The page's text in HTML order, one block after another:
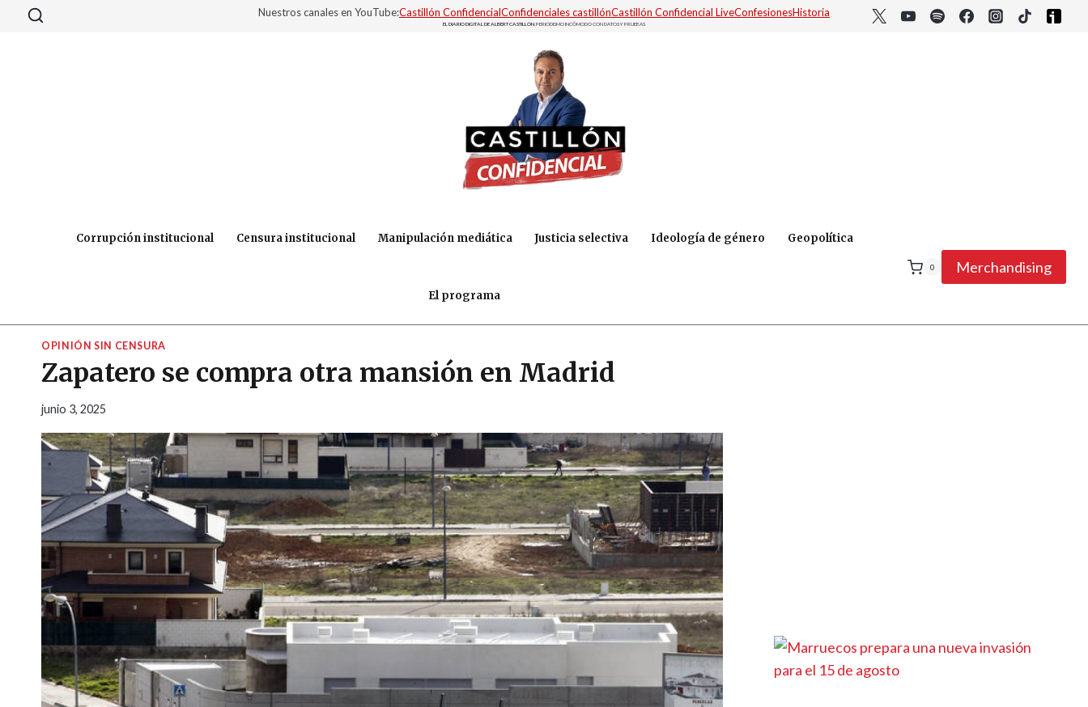
Saltar
Nuestros canales en YouTube:Castillón ConfidencialConfidenciales castillónCastillón Confidencial LiveConfesionesHistoria
EL DIARIO DIGITAL DE ALBERT CASTILLÓN. PERIODISMO INCÓMODO CON DATOS Y PRUEBAS
Corrupción institucional Censura institucional Manipulación mediática Justicia selectiva Ideología de género Geopolítica
El programa
0 Merchandising
OPINIÓN SIN CENSURA
Zapatero se compra otra mansión en Madrid
junio 3, 2025